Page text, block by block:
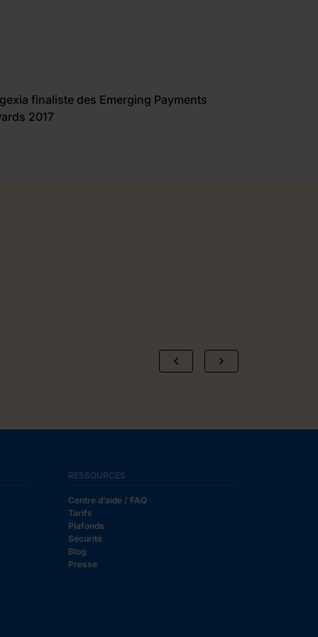
finaliste des Emerging Payments
2017
RESSOURCES
Centre d’aide / FAQ
Tarifs
Plafonds
Sécurité
Blog
Presse